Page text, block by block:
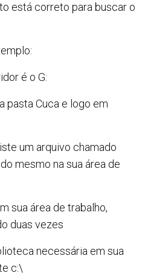
está correto para buscar o
é o G:
pasta Cuca e logo em
um arquivo chamado
mesmo na sua área de
sua área de trabalho,
duas vezes
necessária em sua
c:\